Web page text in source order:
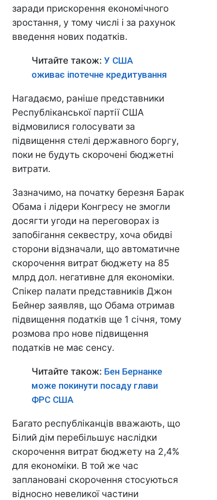
заради прискорення економічного
зростання, у тому числі і за рахунок
введення нових податків.
Читайте також: У США
оживає іпотечне кредитування
Нагадаємо, раніше представники
Республіканської партії США
відмовилися голосувати за
підвищення стелі державного боргу,
поки не будуть скорочені бюджетні
витрати.
Зазначимо, на початку березня Барак
Обама і лідери Конгресу не змогли
досягти угоди на переговорах із
запобігання секвестру, хоча обидві
сторони відзначали, що автоматичне
скорочення витрат бюджету на 85
млрд дол. негативне для економіки.
Спікер палати представників Джон
Бейнер заявляв, що Обама отримав
підвищення податків ще 1 січня, тому
розмова про нове підвищення
податків не має сенсу.
Читайте також: Бен Бернанке
може покинути посаду глави
ФРС США
Багато республіканців вважають, що
Білий дім перебільшує наслідки
скорочення витрат бюджету на 2,4%
для економіки. В той же час
заплановані скорочення стосуються
відносно невеликої частини